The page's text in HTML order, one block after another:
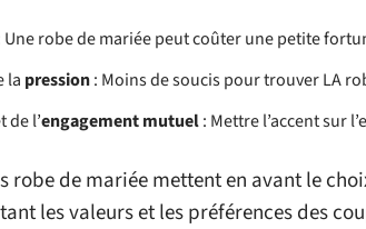
Une robe de mariée peut coûter une petite
la pression: Moins de soucis pour trouver LA
de l’engagement mutuel: Mettre l’accent sur
robe de mariée mettent en avant le
les valeurs et les préférences des